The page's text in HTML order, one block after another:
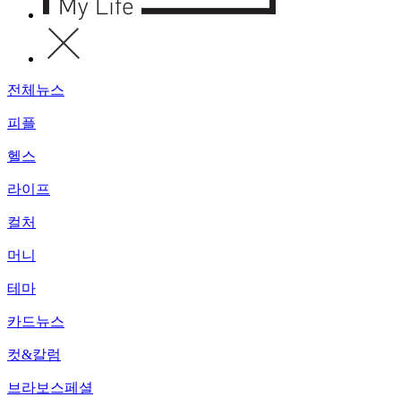
전체뉴스
피플
헬스
라이프
컬처
머니
테마
카드뉴스
컷&칼럼
브라보스페셜